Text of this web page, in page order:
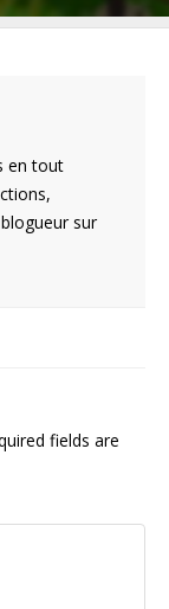
en tout
sur
fields are